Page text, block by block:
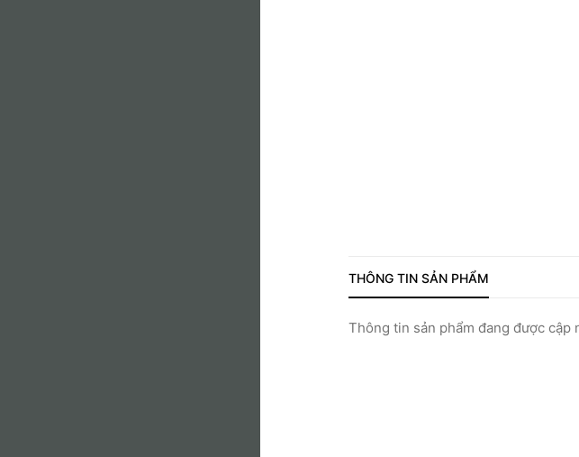
THÔNG TIN SẢN PHẨM
Thông tin sản phẩm đang được cập